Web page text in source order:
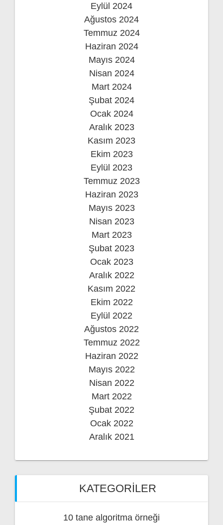
Eylül 2024
Ağustos 2024
Temmuz 2024
Haziran 2024
Mayıs 2024
Nisan 2024
Mart 2024
Şubat 2024
Ocak 2024
Aralık 2023
Kasım 2023
Ekim 2023
Eylül 2023
Temmuz 2023
Haziran 2023
Mayıs 2023
Nisan 2023
Mart 2023
Şubat 2023
Ocak 2023
Aralık 2022
Kasım 2022
Ekim 2022
Eylül 2022
Ağustos 2022
Temmuz 2022
Haziran 2022
Mayıs 2022
Nisan 2022
Mart 2022
Şubat 2022
Ocak 2022
Aralık 2021
KATEGORILER
10 tane algoritma örneği